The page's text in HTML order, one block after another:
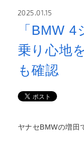
2025.01.15
「BMW
乗り心地
も確認
ヤナセBMWの増田